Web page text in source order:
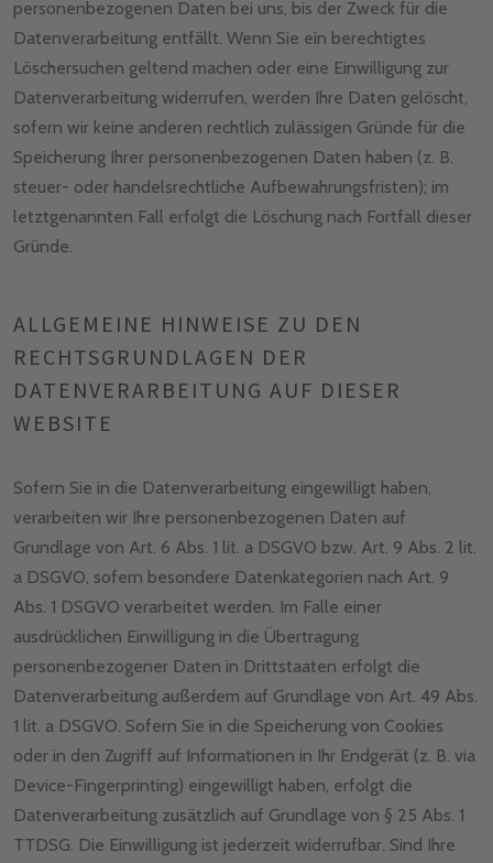
personenbezogenen Daten bei uns, bis der Zweck für die
Datenverarbeitung entfällt. Wenn Sie ein berechtigtes
Löschersuchen geltend machen oder eine Einwilligung zur
Datenverarbeitung widerrufen, werden Ihre Daten gelöscht,
sofern wir keine anderen rechtlich zulässigen Gründe für die
Speicherung Ihrer personenbezogenen Daten haben (z. B.
steuer- oder handelsrechtliche Aufbewahrungsfristen); im
letztgenannten Fall erfolgt die Löschung nach Fortfall dieser
Gründe.
ALLGEMEINE HINWEISE ZU DEN
RECHTSGRUNDLAGEN DER
DATENVERARBEITUNG AUF DIESER
WEBSITE
Sofern Sie in die Datenverarbeitung eingewilligt haben,
verarbeiten wir Ihre personenbezogenen Daten auf
Grundlage von Art. 6 Abs. 1 lit. a DSGVO bzw. Art. 9 Abs. 2 lit.
a DSGVO, sofern besondere Datenkategorien nach Art. 9
Abs. 1 DSGVO verarbeitet werden. Im Falle einer
ausdrücklichen Einwilligung in die Übertragung
personenbezogener Daten in Drittstaaten erfolgt die
Datenverarbeitung außerdem auf Grundlage von Art. 49 Abs.
1 lit. a DSGVO. Sofern Sie in die Speicherung von Cookies
oder in den Zugriff auf Informationen in Ihr Endgerät (z. B. via
Device-Fingerprinting) eingewilligt haben, erfolgt die
Datenverarbeitung zusätzlich auf Grundlage von § 25 Abs. 1
TTDSG. Die Einwilligung ist jederzeit widerrufbar. Sind Ihre